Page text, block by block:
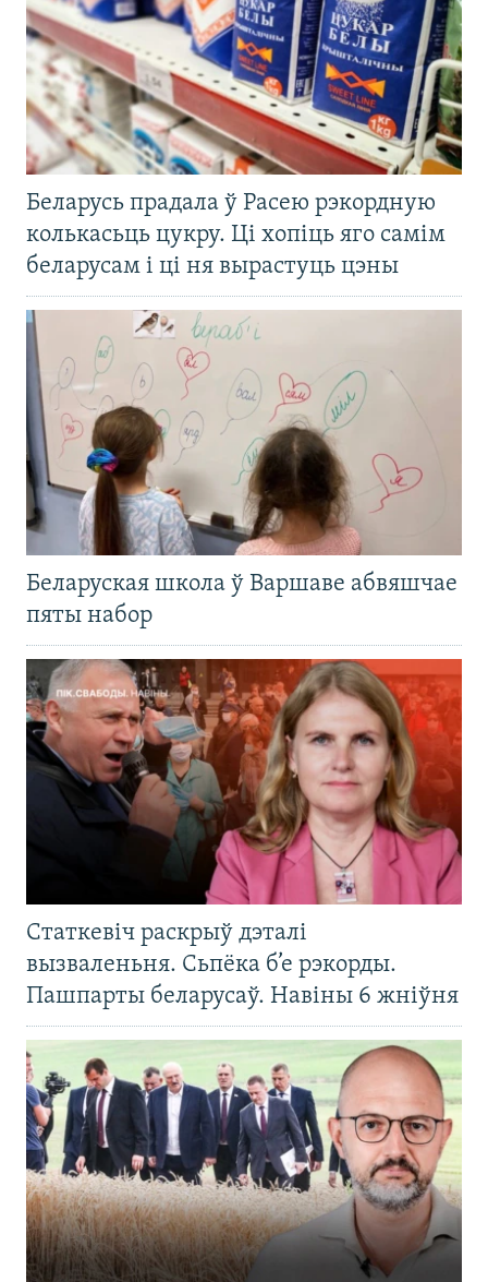
Беларусь прадала ў Расею рэкордную
колькасьць цукру. Ці хопіць яго самім
беларусам і ці ня вырастуць цэны
Беларуская школа ў Варшаве абвяшчае
пяты набор
Статкевіч раскрыў дэталі
вызваленьня. Сьпёка б’е рэкорды.
Пашпарты беларусаў. Навіны 6 жніўня